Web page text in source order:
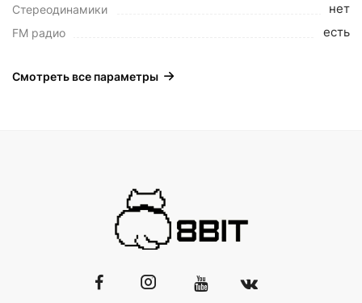
Стереодинамики нет
FM радио есть
Смотреть все параметры